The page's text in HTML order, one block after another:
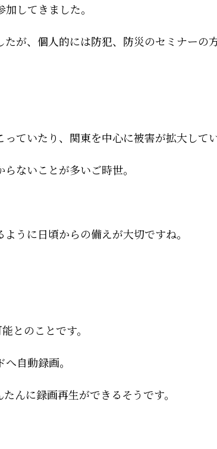
してきました。
が、個人的には防犯、防災のセミナーの
ていたり、関東を中心に被害が拡大して
ないことが多いご時世。
うに日頃からの備えが大切ですね。
とのことです。
自動録画。
んに録画再生ができるそうです。